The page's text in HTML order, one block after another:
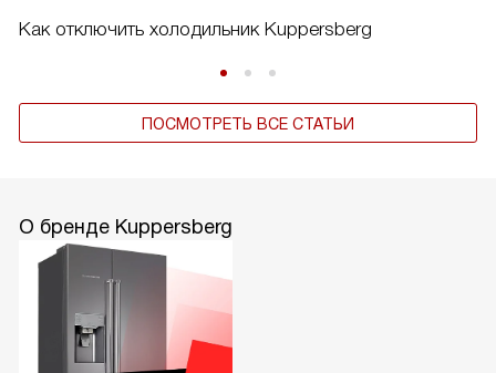
Как отключить холодильник Kuppersberg
ПОСМОТРЕТЬ ВСЕ СТАТЬИ
О бренде Kuppersberg